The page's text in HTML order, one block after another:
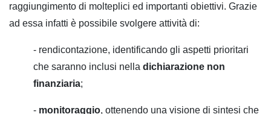
raggiungimento di molteplici ed importanti obiettivi. Grazie
ad essa infatti è possibile svolgere attività di:
- rendicontazione, identificando gli aspetti prioritari
che saranno inclusi nella dichiarazione non
finanziaria;
- monitoraggio, ottenendo una visione di sintesi che